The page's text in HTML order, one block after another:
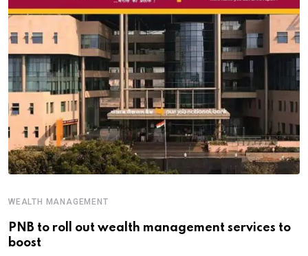
WEALTH MANAGEMENT
PNB to roll out wealth management services to
boost